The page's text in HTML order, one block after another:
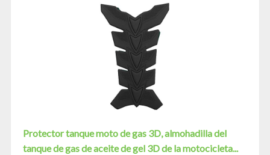
Protector tanque moto de gas 3D, almohadilla del
tanque de gas de aceite de gel 3D de la motocicleta...